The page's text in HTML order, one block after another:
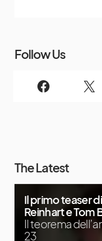
Follow Us
The Latest
Il primo teaser
Reinhart e Tom
Il teorema
23